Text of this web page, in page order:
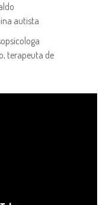
autista
terapeuta de